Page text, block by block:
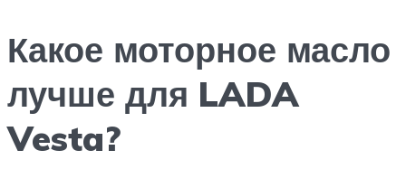
Какое моторное масло
лучше для LADA
Vesta?